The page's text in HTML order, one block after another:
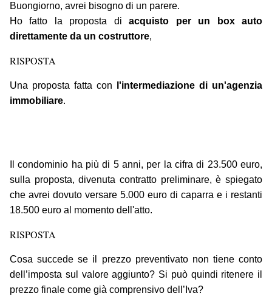
Buongiorno, avrei bisogno di un parere.
Ho fatto la proposta diacquisto per un box auto
direttamente da un costruttore,
RISPOSTA
Una proposta fatta con
l'intermediazione di un'agenzia
immobiliare.
Il condominio ha più di 5 anni, per la cifra di 23.500 euro,
sulla proposta, divenuta contratto preliminare, è spiegato
che avrei dovuto versare 5.000 euro di caparra e i restanti
18.500 euro al momento dell'atto.
RISPOSTA
Cosa succede se il prezzo preventivato non tiene conto
dell’imposta sul valore aggiunto? Si può quindi ritenere il
prezzo finale come già comprensivo dell’Iva?